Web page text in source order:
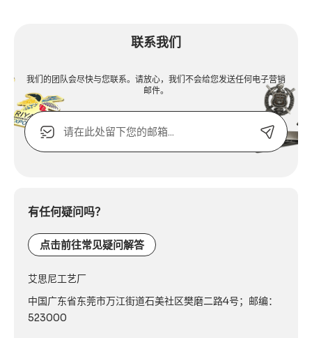
联系我们
我们的团队会尽快与您联系。请放心，我们不会给您发送任何电子营销
邮件。
电
子
邮
电
有任何疑问吗？
点击前往常见疑问解答
艾思尼工艺厂
中国广东省东莞市万江街道石美社区樊磨二路4号；邮编：
523000